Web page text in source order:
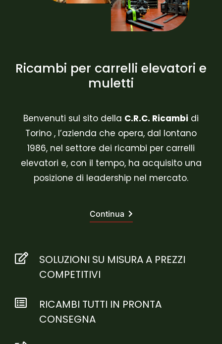
Ricambi per carrelli elevatori e
muletti
Benvenuti sul sito della C.R.C. Ricambi di
Torino , l’azienda che opera, dal lontano
1986, nel settore dei ricambi per carrelli
elevatori e, con il tempo, ha acquisito una
posizione di leadership nel mercato.
Continua
SOLUZIONI SU MISURA A PREZZI
COMPETITIVI
RICAMBI TUTTI IN PRONTA
CONSEGNA